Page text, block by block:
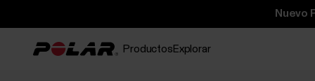
Nuevo
Productos Explorar